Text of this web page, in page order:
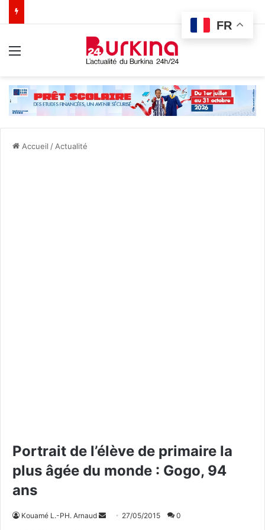
Accueil / Actualité
Portrait de l’élève de primaire la
plus âgée du monde : Gogo, 94
ans
Kouamé L.-PH. Arnaud 27/05/2015 0
FR